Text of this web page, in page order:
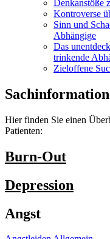
Denkanstöße
Kontroverse
Sinn und
Abhängige
Das
trinkende
Zieloffene
Hier finden Sie einen
Patienten:
Burn-Out
Depression
Angst